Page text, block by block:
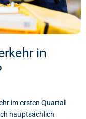
in
im ersten Quartal
hauptsächlich